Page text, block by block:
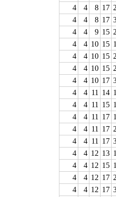
4
4 8 17
4
4 8 17
4
4 9 15
4
4 10 15
4
4 10 15
4
4 10 15
4
4 10 17
4
4 11 14
4
4 11 15
4
4 11 17
4
4 11 17
4
4 11 17
4
4 12 13
4
4 12 15
4
4 12 17
4
4 12 17